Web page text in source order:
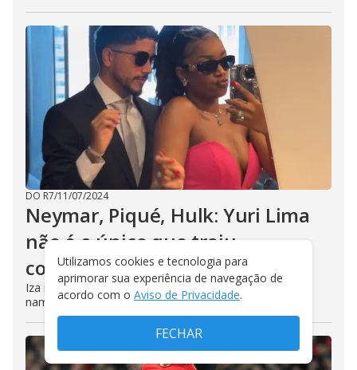
DO R7/11/07/2024
Neymar, Piqué, Hulk: Yuri Lima
não é o único que traiu
companheira e virou assunto
Iza revelou, por meio das redes sociais, o término do
namoro com o jogador do Mirassol
Utilizamos cookies e tecnologia para
aprimorar sua experiência de navegação de
acordo com o Aviso de Privacidade.
FECHAR